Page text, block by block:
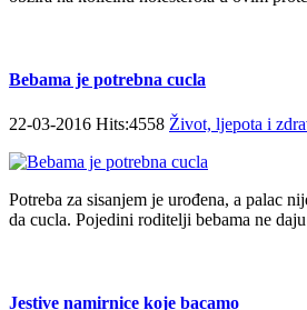
Bebama je potrebna cucla
22-03-2016 Hits:4558 Život, ljepota i
Potreba za sisanjem je urođena, a palac
da cucla. Pojedini roditelji bebama ne
Jestive namirnice koje bacamo